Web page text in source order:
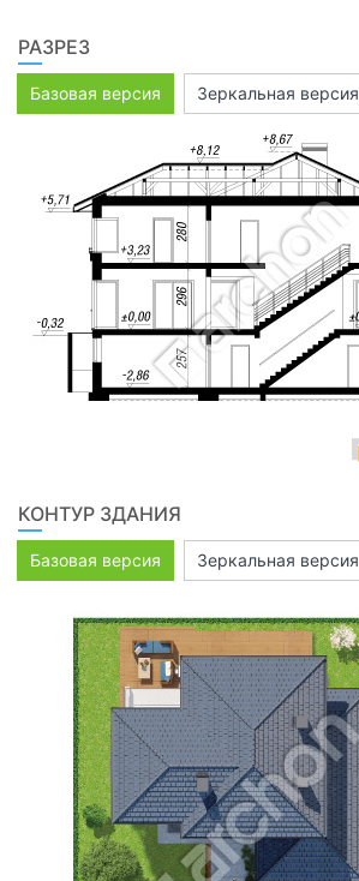
РАЗРЕЗ
Базовая версия Зеркальная версия
КОНТУР ЗДАНИЯ
Базовая версия Зеркальная версия